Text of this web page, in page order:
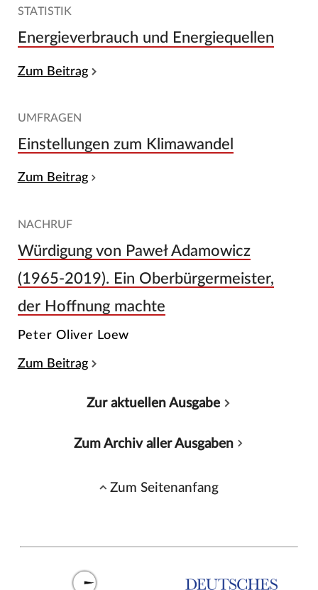
STATISTIK
Energieverbrauch und Energiequellen
Zum Beitrag
UMFRAGEN
Einstellungen zum Klimawandel
Zum Beitrag
NACHRUF
Würdigung von Paweł Adamowicz
(1965-2019). Ein Oberbürgermeister,
der Hoffnung machte
Peter Oliver Loew
Zum Beitrag
Zur aktuellen Ausgabe
Zum Archiv aller Ausgaben
Zum Seitenanfang